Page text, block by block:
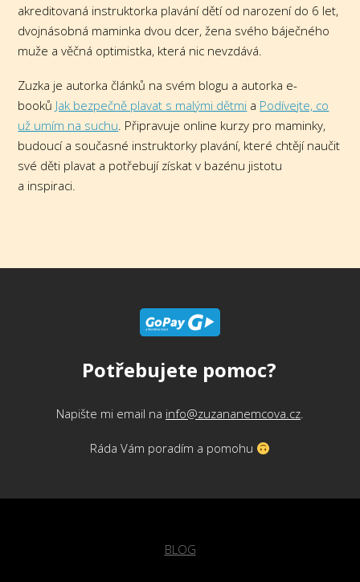
akreditovaná instruktorka plavání dětí od narození do 6 let,
dvojnásobná maminka dvou dcer, žena svého báječného
muže a věčná optimistka, která nic nevzdává.
Zuzka je autorka článků na svém blogu a autorka e-
booků Jak bezpečně plavat s malými dětmi a Podívejte, co
už umím na suchu. Připravuje online kurzy pro maminky,
budoucí a současné instruktorky plavání, které chtějí naučit
své děti plavat a potřebují získat v bazénu jistotu
a inspiraci.
Potřebujete pomoc?
Napište mi email na info@zuzananemcova.cz.
Ráda Vám poradím a pomohu
BLOG